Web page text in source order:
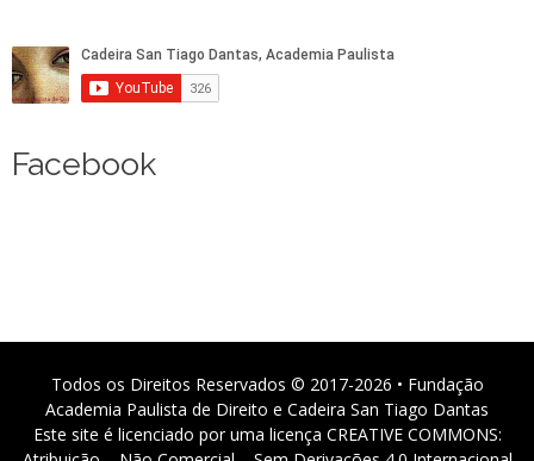
Facebook
Todos os Direitos Reservados © 2017-2026 • Fundação
Academia Paulista de Direito e Cadeira San Tiago Dantas
Este site é licenciado por uma licença CREATIVE COMMONS: